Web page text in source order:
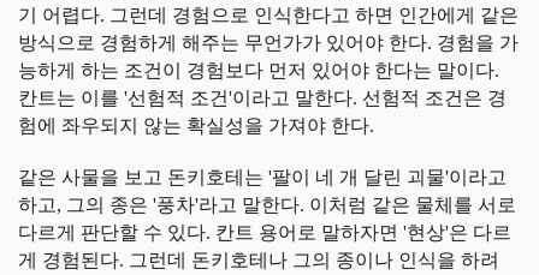
기 어렵다. 그런데 경험으로 인식한다고 하면 인간에게 같은
방식으로 경험하게 해주는 무언가가 있어야 한다. 경험을 가
능하게 하는 조건이 경험보다 먼저 있어야 한다는 말이다.
칸트는 이를 '선험적 조건'이라고 말한다. 선험적 조건은 경
험에 좌우되지 않는 확실성을 가져야 한다.
같은 사물을 보고 돈키호테는 '팔이 네 개 달린 괴물'이라고
하고, 그의 종은 '풍차'라고 말한다. 이처럼 같은 물체를 서로
다르게 판단할 수 있다. 칸트 용어로 말하자면 '현상'은 다르
게 경험된다. 그런데 돈키호테나 그의 종이나 인식을 하려